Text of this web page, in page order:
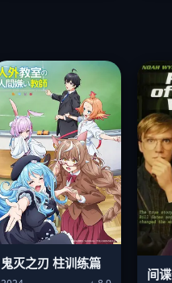
鬼灭之刃 柱训练篇
间